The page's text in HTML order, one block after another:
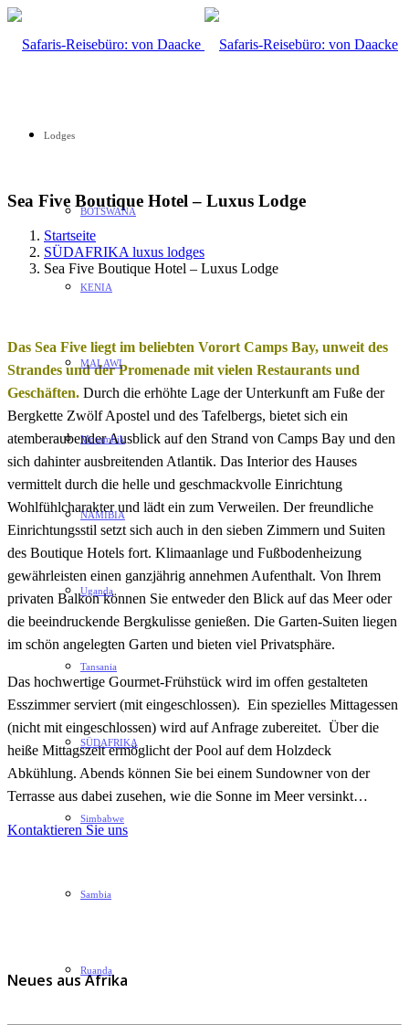
Lodges
BOTSWANA
KENIA
MALAWI
Mosambik
NAMIBIA
Uganda
Tansania
SÜDAFRIKA
Simbabwe
Sambia
Ruanda
Sea Five Boutique Hotel – Luxus Lodge
Startseite
SÜDAFRIKA luxus lodges
Sea Five Boutique Hotel – Luxus Lodge
Das Sea Five liegt im beliebten Vorort Camps Bay, unweit des
Strandes und der Promenade mit vielen Restaurants und
Geschäften. Durch die erhöhte Lage der Unterkunft am Fuße der
Bergkette Zwölf Apostel und des Tafelbergs, bietet sich ein
atemberaubender Ausblick auf den Strand von Camps Bay und den
sich dahinter ausbreitenden Atlantik. Das Interior des Hauses
vermittelt durch die helle und geschmackvolle Einrichtung
Wohlfühlcharakter und lädt ein zum Verweilen. Der freundliche
Einrichtungsstil setzt sich auch in den sieben Zimmern und Suiten
des Boutique Hotels fort. Klimaanlage und Fußbodenheizung
gewährleisten einen ganzjährig annehmen Aufenthalt. Von Ihrem
privaten Balkon können Sie entweder den Blick auf das Meer oder
die beeindruckende Bergkulisse genießen. Die Garten-Suiten liegen
im schön angelegten Garten und bieten viel Privatsphäre.
Das hochwertige Gourmet-Frühstück wird im offen gestalteten
Esszimmer serviert (mit eingeschlossen). Ein spezielles Mittagessen
(nicht mit eingeschlossen) wird auf Anfrage zubereitet. Über die
heiße Mittagszeit ermöglicht der Pool auf dem Holzdeck
Abkühlung. Abends können Sie bei einem Sundowner von der
Terrasse aus dabei zusehen, wie die Sonne im Meer versinkt…
Kontaktieren Sie uns
Neues aus Afrika